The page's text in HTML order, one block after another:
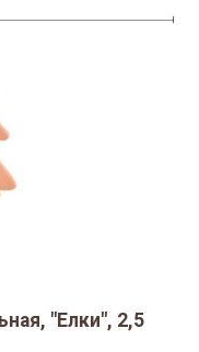
"Елки", 2,5